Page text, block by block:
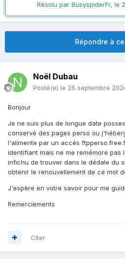
Résolu par BusyspiderFr, le
Répondre à
Noël Dubau
Posté(e) le 26 septembre
Bonjour
Je ne suis plus de longue date
conservé des pages perso ou
l'alimente par un accès
identifiant mais ne me remémore pas
infichu de trouver dans le dédale du
obtenir le renouvellement de ce mot
J'espère en votre savoir pour me
Remerciements
Citer